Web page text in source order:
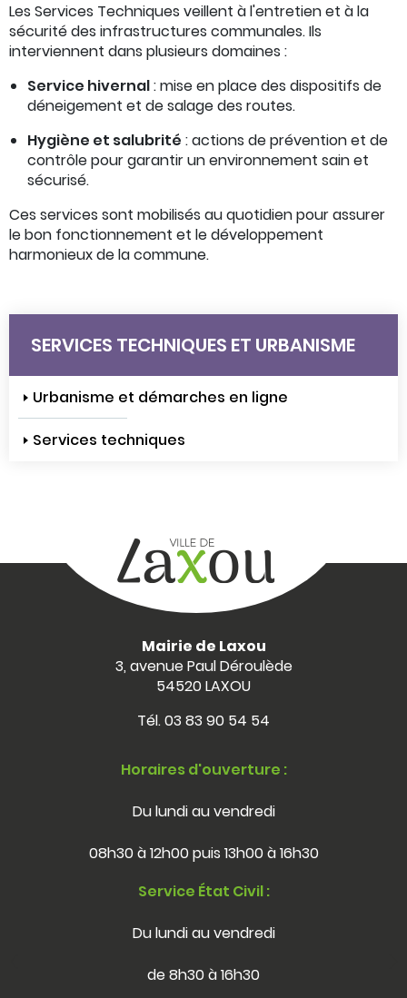
Les Services Techniques veillent à l'entretien et à la
sécurité des infrastructures communales. Ils
interviennent dans plusieurs domaines :
Service hivernal: mise en place des dispositifs de
déneigement et de salage des routes.
Hygiène et salubrité : actions de prévention et de
contrôle pour garantir un environnement sain et
sécurisé.
Ces services sont mobilisés au quotidien pour assurer
le bon fonctionnement et le développement
harmonieux de la commune.
SERVICES TECHNIQUES ET URBANISME
Urbanisme et démarches en ligne
Services techniques
Mairie de Laxou
3, avenue Paul Déroulède
54520 LAXOU
Tél.03 83 90 54 54
Horaires d'ouverture :
Du lundi au vendredi
08h30 à 12h00 puis 13h00 à 16h30
Service État Civil :
Du lundi au vendredi
de 8h30 à 16h30